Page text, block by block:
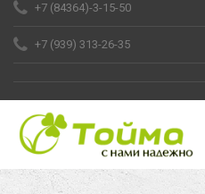
+7 (84364)-3-15-50
+7 (939) 313-26-35